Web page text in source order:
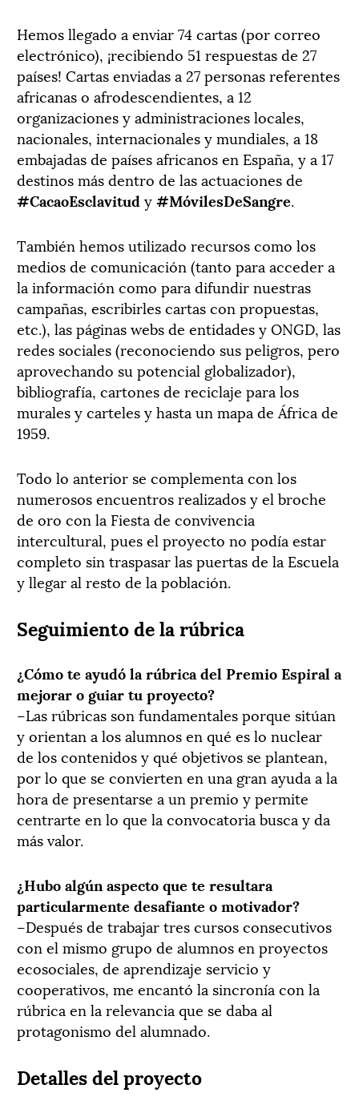
Hemos llegado a enviar 74 cartas (por correo
electrónico), ¡recibiendo 51 respuestas de 27
países! Cartas enviadas a 27 personas referentes
africanas o afrodescendientes, a 12
organizaciones y administraciones locales,
nacionales, internacionales y mundiales, a 18
embajadas de países africanos en España, y a 17
destinos más dentro de las actuaciones de
#CacaoEsclavitud y#MóvilesDeSangre.
También hemos utilizado recursos como los
medios de comunicación (tanto para acceder a
la información como para difundir nuestras
campañas, escribirles cartas con propuestas,
etc.), las páginas webs de entidades y ONGD, las
redes sociales (reconociendo sus peligros, pero
aprovechando su potencial globalizador),
bibliografía, cartones de reciclaje para los
murales y carteles y hasta un mapa de África de
1959.
Todo lo anterior se complementa con los
numerosos encuentros realizados y el broche
de oro con la Fiesta de convivencia
intercultural, pues el proyecto no podía estar
completo sin traspasar las puertas de la Escuela
y llegar al resto de la población.
Seguimiento de la rúbrica
¿Cómo te ayudó la rúbrica del Premio Espiral a
mejorar o guiar tu proyecto?
–Las rúbricas son fundamentales porque sitúan
y orientan a los alumnos en qué es lo nuclear
de los contenidos y qué objetivos se plantean,
por lo que se convierten en una gran ayuda a la
hora de presentarse a un premio y permite
centrarte en lo que la convocatoria busca y da
más valor.
¿Hubo algún aspecto que te resultara
particularmente desafiante o motivador?
–Después de trabajar tres cursos consecutivos
con el mismo grupo de alumnos en proyectos
ecosociales, de aprendizaje servicio y
cooperativos, me encantó la sincronía con la
rúbrica en la relevancia que se daba al
protagonismo del alumnado.
Detalles del proyecto